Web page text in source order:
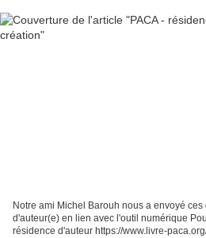
Notre ami Michel Barouh nous a envoyé
d'auteur(e) en lien avec l'outil numérique
résidence d'auteur https://www.livre-